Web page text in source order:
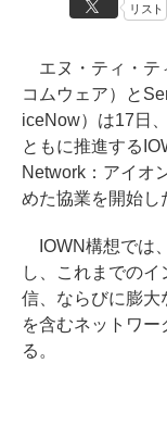
リスト
エヌ・ティ・テ
コムウェア）と
iceNow）は17日
ともに推進する
Network：アイオ
めた協業を開始し
IOWN構想では
し、これまでの
信、ならびに膨大
を含むネットワ
る。